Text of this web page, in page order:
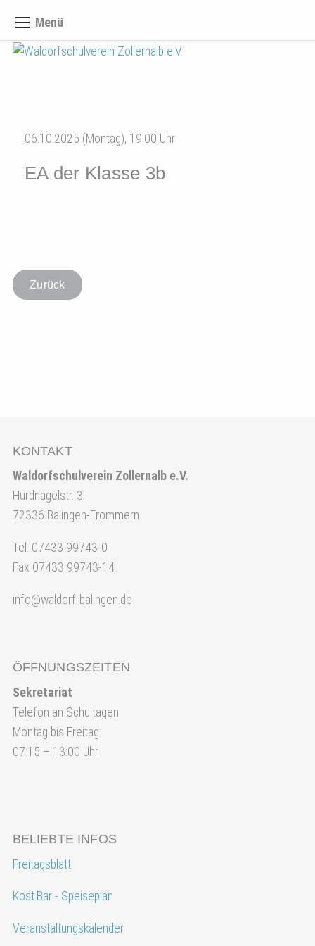
Menü
06.10.2025 (Montag), 19:00 Uhr
EA der Klasse 3b
Zurück
KONTAKT
Waldorfschulverein Zollernalb e.V.
Hurdnagelstr. 3
72336 Balingen-Frommern
Tel. 07433 99743-0
Fax 07433 99743-14
info@waldorf-balingen.de
ÖFFNUNGSZEITEN
Sekretariat
Telefon an Schultagen
Montag bis Freitag:
07:15 – 13:00 Uhr
BELIEBTE INFOS
Freitagsblatt
Kost.Bar - Speiseplan
Veranstaltungskalender